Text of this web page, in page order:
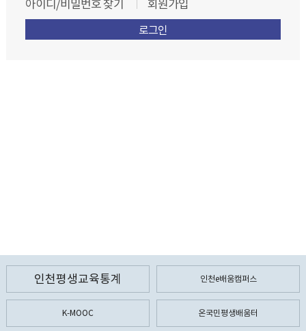
아이디/비밀번호 찾기 회원가입
인천평생교육통계 인천e배움캠퍼스
K-MOOC 온국민평생배움터